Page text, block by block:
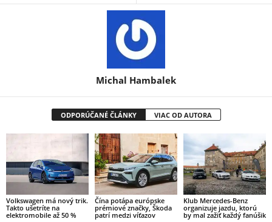
Michal Hambalek
ODPORÚČANÉ ČLÁNKY VIAC OD AUTORA
Volkswagen má nový trik.
Takto ušetríte na
elektromobile až 50 %
Čína potápa európske
prémiové značky, Škoda
patrí medzi víťazov
Klub Mercedes-Benz
organizuje jazdu, ktorú
by mal zažiť každý fanúšik